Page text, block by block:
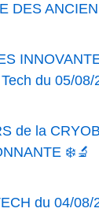
DES
du 05/08/
de la
❄️🔬
du 04/